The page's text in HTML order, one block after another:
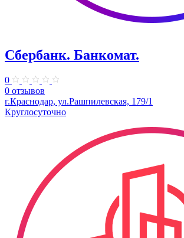
Сбербанк. Банкомат.
0
0 отзывов
г.Краснодар, ул.Рашпилевская, 179/1
Круглосуточно